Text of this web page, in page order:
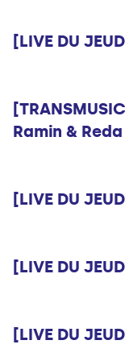
[LIVE DU
Ramin & Reda
[LIVE DU
[LIVE DU
[LIVE DU